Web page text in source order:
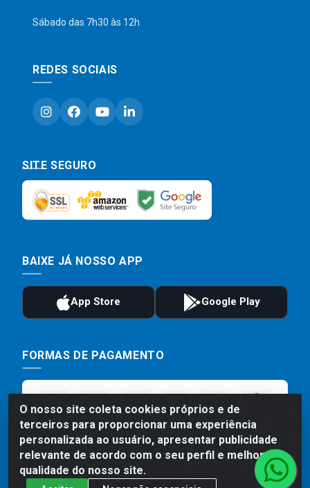
O nosso site coleta cookies próprios e de
terceiros para proporcionar uma experiência
personalizada ao usuário, apresentar publicidade
relevante de acordo com o seu perfil e melhorar a
qualidade do nosso site.
Sábado das 7h30 às 12h
REDES SOCIAIS
SITE SEGURO
BAIXE JÁ NOSSO APP
FORMAS DE PAGAMENTO